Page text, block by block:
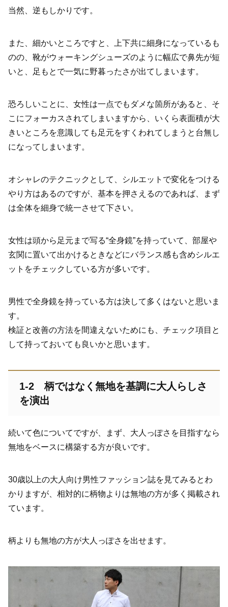
当然、逆もしかりです。
また、細かいところですと、上下共に細身になっているも
のの、靴がウォーキングシューズのように幅広で鼻先が短
いと、足もとで一気に野暮ったさが出てしまいます。
恐ろしいことに、女性は一点でもダメな箇所があると、そ
こにフォーカスされてしまいますから、いくら表面積が大
きいところを意識しても足元をすくわれてしまうと台無し
になってしまいます。
オシャレのテクニックとして、シルエットで変化をつける
やり方はあるのですが、基本を押さえるのであれば、まず
は全体を細身で統一させて下さい。
女性は頭から足元まで写る“全身鏡”を持っていて、部屋や
玄関に置いて出かけるときなどにバランス感も含めシルエ
ットをチェックしている方が多いです。
男性で全身鏡を持っている方は決して多くはないと思いま
す。
検証と改善の方法を間違えないためにも、チェック項目と
して持っておいても良いかと思います。
1-2 柄ではなく無地を基調に大人らしさ
を演出
続いて色についてですが、まず、大人っぽさを目指すなら
無地をベースに構築する方が良いです。
30歳以上の大人向け男性ファッション誌を見てみるとわ
かりますが、相対的に柄物よりは無地の方が多く掲載され
ています。
柄よりも無地の方が大人っぽさを出せます。